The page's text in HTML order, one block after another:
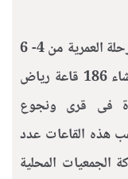
وعملت الجمعية على منح الأطفال فى المرحلة العمرية من 4- 6
سنوات الحق فى التعليم. فقد قامت بانشاء 186 قاعة رياض
فى قرى ونجوع
عام 2009. تستوعب هذه القاعات عدد
الجمعيات المحلية